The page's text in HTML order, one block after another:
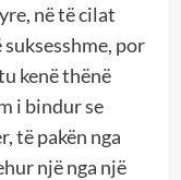
në të cilat
por
kenë thënë
i bindur se
të pakën nga
një nga një